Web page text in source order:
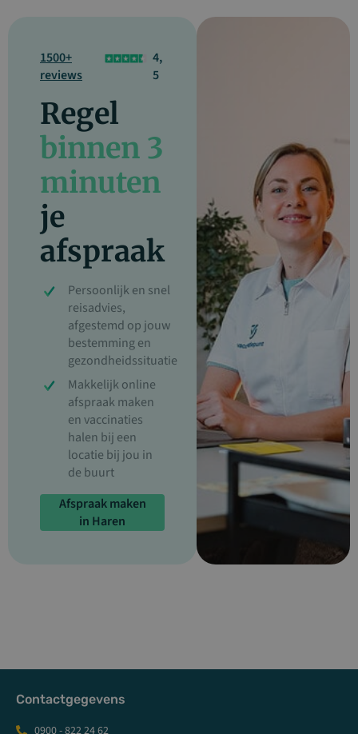
1500+
reviews
4,
5
Regel
binnen 3
minuten
je
afspraak
Persoonlijk en snel
reisadvies,
afgestemd op jouw
bestemming en
gezondheidssituatie
Makkelijk online
afspraak maken
en vaccinaties
halen bij een
locatie bij jou in
de buurt
Afspraak maken
in Haren
Contactgegevens